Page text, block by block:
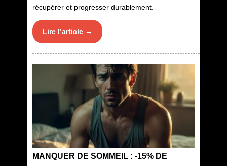
récupérer et progresser durablement.
Lire l’article →
MANQUER DE SOMMEIL : -15% DE